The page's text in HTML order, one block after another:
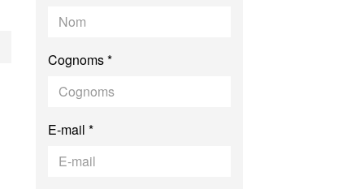
Cognoms *
E-mail *